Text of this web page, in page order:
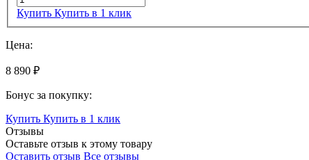
Купить Купить в 1 клик
Цена:
8 890 ₽
Бонус за покупку:
Купить Купить в 1 клик
Отзывы
Оставьте отзыв к этому товару
Оставить отзыв Все отзывы